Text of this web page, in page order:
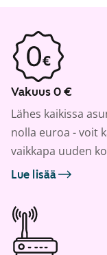
Vakuus 0 €
Lähes kaikissa
nolla euroa - voit
vaikkapa uuden
Lue lisää